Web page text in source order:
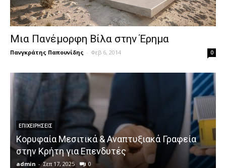
Μια Πανέμορφη Βίλα στην Έρημα
Πανγκράτης Παπουνίδης - Φεβ 6, 2014 0
ΕΠΙΧΕΙΡΉΣΕΙΣ
Κορυφαία Μεσιτικά & Αναπτυξιακά Γραφεία
στην Κρήτη για Επενδυτές
admin - Σεπ 17, 2025 0